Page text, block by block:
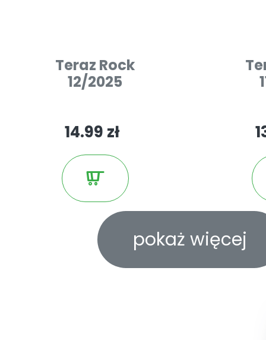
Teraz Rock
12/2025
14.99 zł
pokaż więcej